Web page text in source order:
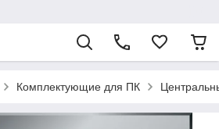
Комплектующие для ПК